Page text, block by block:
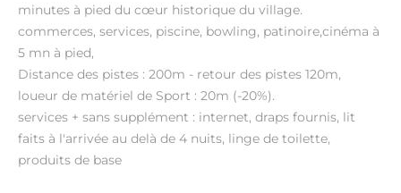
minutes à pied du cœur historique du village.
commerces, services, piscine, bowling, patinoire,cinéma à
5 mn à pied,
Distance des pistes : 200m - retour des pistes 120m,
loueur de matériel de Sport : 20m (-20%).
services + sans supplément : internet, draps fournis, lit
faits à l'arrivée au delà de 4 nuits, linge de toilette,
produits de base